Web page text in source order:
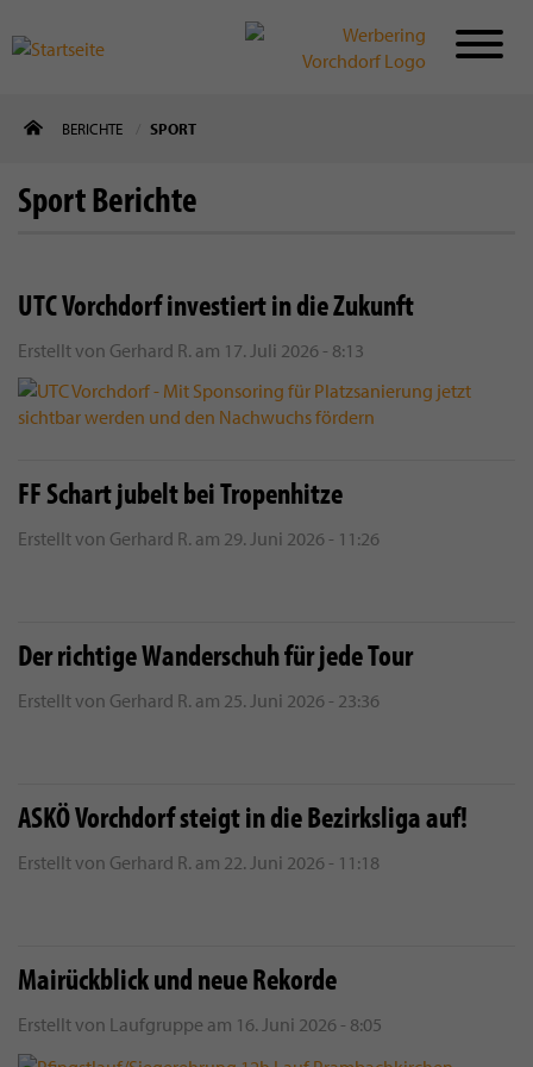
zum
BERICHTE SPORT
Sport Berichte
UTC Vorchdorf investiert in die Zukunft
Erstellt von Gerhard R. am 17. Juli 2026 - 8:13
FF Schart jubelt bei Tropenhitze
Erstellt von Gerhard R. am 29. Juni 2026 - 11:26
Der richtige Wanderschuh für jede Tour
Erstellt von Gerhard R. am 25. Juni 2026 - 23:36
ASKÖ Vorchdorf steigt in die Bezirksliga auf!
Erstellt von Gerhard R. am 22. Juni 2026 - 11:18
Mairückblick und neue Rekorde
Erstellt von Laufgruppe am 16. Juni 2026 - 8:05